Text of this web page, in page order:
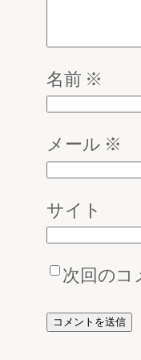
名前 ※
メール ※
サイト
次回のコ